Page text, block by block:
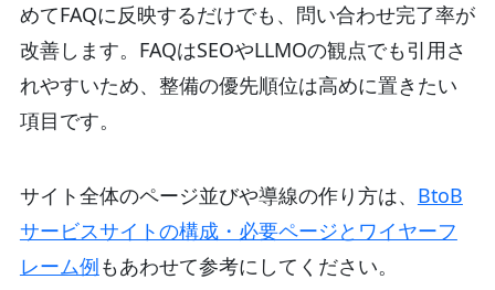
めてFAQに反映するだけでも、問い合わせ完了率が
改善します。FAQはSEOやLLMOの観点でも引用さ
れやすいため、整備の優先順位は高めに置きたい
項目です。
サイト全体のページ並びや導線の作り方は、 BtoB
サービスサイトの構成・必要ページとワイヤーフ
レーム例もあわせて参考にしてください。